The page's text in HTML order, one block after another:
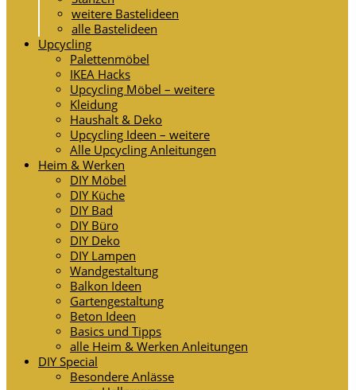
weitere Bastelideen
alle Bastelideen
Upcycling
Palettenmöbel
IKEA Hacks
Upcycling Möbel – weitere
Kleidung
Haushalt & Deko
Upcycling Ideen – weitere
Alle Upcycling Anleitungen
Heim & Werken
DIY Möbel
DIY Küche
DIY Bad
DIY Büro
DIY Deko
DIY Lampen
Wandgestaltung
Balkon Ideen
Gartengestaltung
Beton Ideen
Basics und Tipps
alle Heim & Werken Anleitungen
DIY Special
Besondere Anlässe